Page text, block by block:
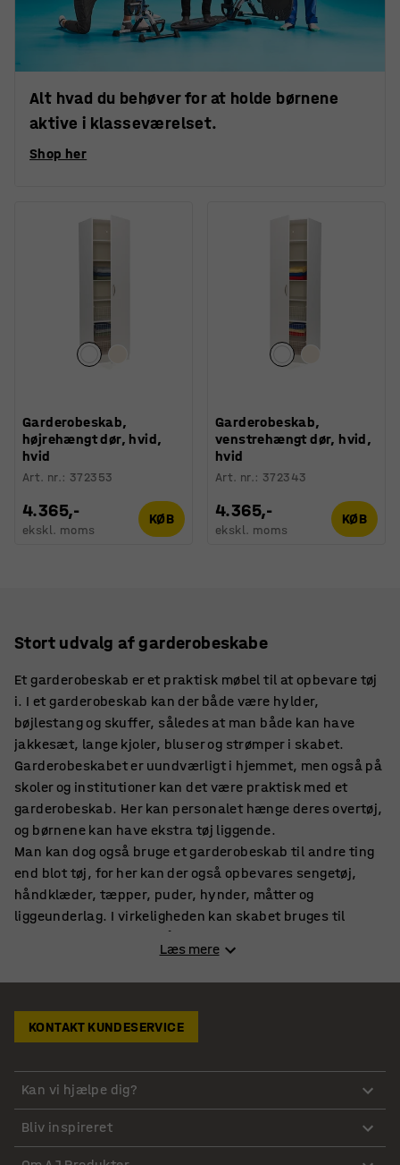
Alt hvad du behøver for at holde børnene
aktive i klasseværelset.
Shop her
Garderobeskab,
højrehængt dør, hvid,
hvid
Art. nr.: 372353
4.365,-
ekskl. moms
KØB
Garderobeskab,
venstrehængt dør, hvid,
hvid
Art. nr.: 372343
4.365,-
ekskl. moms
KØB
Stort udvalg af garderobeskabe
Et garderobeskab er et praktisk møbel til at opbevare tøj
i. I et garderobeskab kan der både være hylder,
bøjlestang og skuffer, således at man både kan have
jakkesæt, lange kjoler, bluser og strømper i skabet.
Garderobeskabet er uundværligt i hjemmet, men også på
skoler og institutioner kan det være praktisk med et
garderobeskab. Her kan personalet hænge deres overtøj,
og børnene kan have ekstra tøj liggende.
Man kan dog også bruge et garderobeskab til andre ting
end blot tøj, for her kan der også opbevares sengetøj,
håndklæder, tæpper, puder, hynder, måtter og
liggeunderlag. I virkeligheden kan skabet bruges til
mange ting, men er altså særligt velegnet til tøj.
behøver du ikke lede længere, for hos AJ Produkter finder
du et bredt udvalg af billige garderobeskabe til brug i
skolen, institutionen, dagplejen eller SFO’en.
I flere af vores skabe kan hylderne justeres, så man på
den måde kan skræddersy sit garderobeskab til lige
præcis det behov, man måtte have. Det er praktisk, for
Læs mere
KONTAKT KUNDESERVICE
Kan vi hjælpe dig?
Bliv inspireret